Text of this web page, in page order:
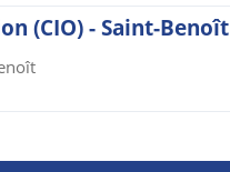
(CIO) - Saint-Benoît